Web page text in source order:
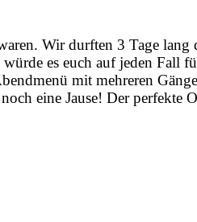
Wir durften 3 Tage lang
es euch auf jeden Fall
mit mehreren
eine Jause! Der perfekte